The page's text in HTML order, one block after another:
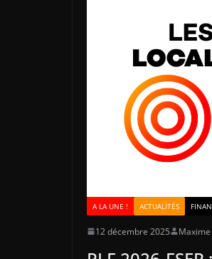
A LA UNE ! ACTUALITÉS
12 décembre 2025 Maxime